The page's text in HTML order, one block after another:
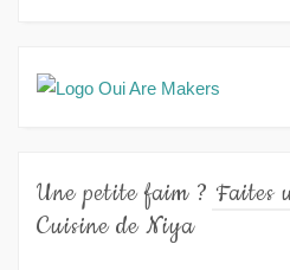
Une petite faim ? Faites
Cuisine de Niya